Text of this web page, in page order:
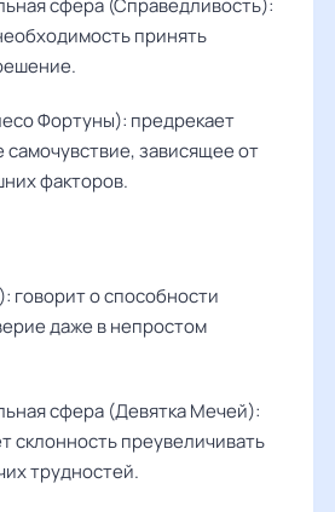
сфера (Справедливость):
принять
Фортуны): предрекает
зависящее от
факторов.
говорит о способности
даже в непростом
сфера (Девятка Мечей):
склонность преувеличивать
трудностей.